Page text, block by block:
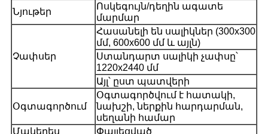
Նյութեր
Ոսկեգույն/դեղին ագատե
մարմար
Չափսեր
Հասանելի են սալիկներ (300x300
մմ, 600x600 մմ և այլն)
Ստանդարտ սալիկի չափսը՝
1220x2440 մմ
Այլ՝ ըստ պատվերի
Օգտագործում
Օգտագործվում է հատակի,
նախշի, ներքին հարդարման,
սեղանի համար
Մակերես
Փայլեցված